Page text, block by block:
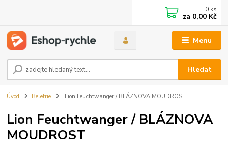
Menu
Hledat
0 ks
za 0,00 Kč
Úvod Beletrie Lion Feuchtwanger / BLÁZNOVA MOUDROST
Lion Feuchtwanger / BLÁZNOVA
MOUDROST